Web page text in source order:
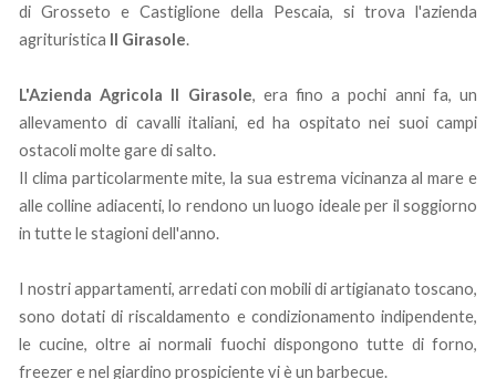
di Grosseto e Castiglione della Pescaia, si trova l'azienda
agrituristica Il Girasole.
L'Azienda Agricola Il Girasole, era fino a pochi anni fa, un
allevamento di cavalli italiani, ed ha ospitato nei suoi campi
ostacoli molte gare di salto.
Il clima particolarmente mite, la sua estrema vicinanza al mare e
alle colline adiacenti, lo rendono un luogo ideale per il soggiorno
in tutte le stagioni dell'anno.
I nostri appartamenti, arredati con mobili di artigianato toscano,
sono dotati di riscaldamento e condizionamento indipendente,
le cucine, oltre ai normali fuochi dispongono tutte di forno,
freezer e nel giardino prospiciente vi è un barbecue.